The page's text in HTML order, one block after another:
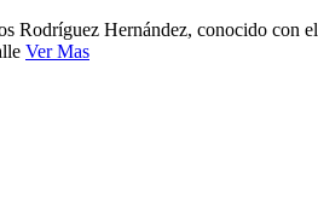
Rodríguez Hernández, conocido con
Ver Mas